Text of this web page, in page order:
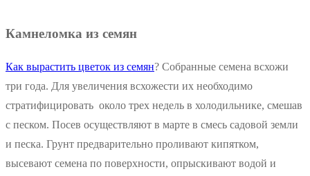
Камнеломка из семян
Как вырастить цветок из семян? Собранные семена всхожи
три года. Для увеличения всхожести их необходимо
стратифицировать около трех недель в холодильнике, смешав
с песком. Посев осуществляют в марте в смесь садовой земли
и песка. Грунт предварительно проливают кипятком,
высевают семена по поверхности, опрыскивают водой и